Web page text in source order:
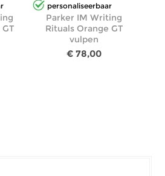
personaliseerbaar
Parker IM Writing
Rituals Orange GT
vulpen
€ 78,00